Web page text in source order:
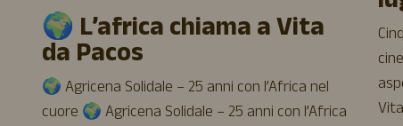
🌍 L’africa chiama a Vita
da Pacos
🌍 Agricena Solidale – 25 anni con l’Africa nel
cuore 🌍 Agricena Solidale – 25 anni con l’Africa